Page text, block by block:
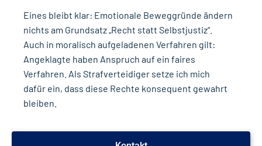
Eines bleibt klar: Emotionale Beweggründe ändern
nichts am Grundsatz „Recht statt Selbstjustiz“.
Auch in moralisch aufgeladenen Verfahren gilt:
Angeklagte haben Anspruch auf ein faires
Verfahren. Als Strafverteidiger setze ich mich
dafür ein, dass diese Rechte konsequent gewahrt
bleiben.